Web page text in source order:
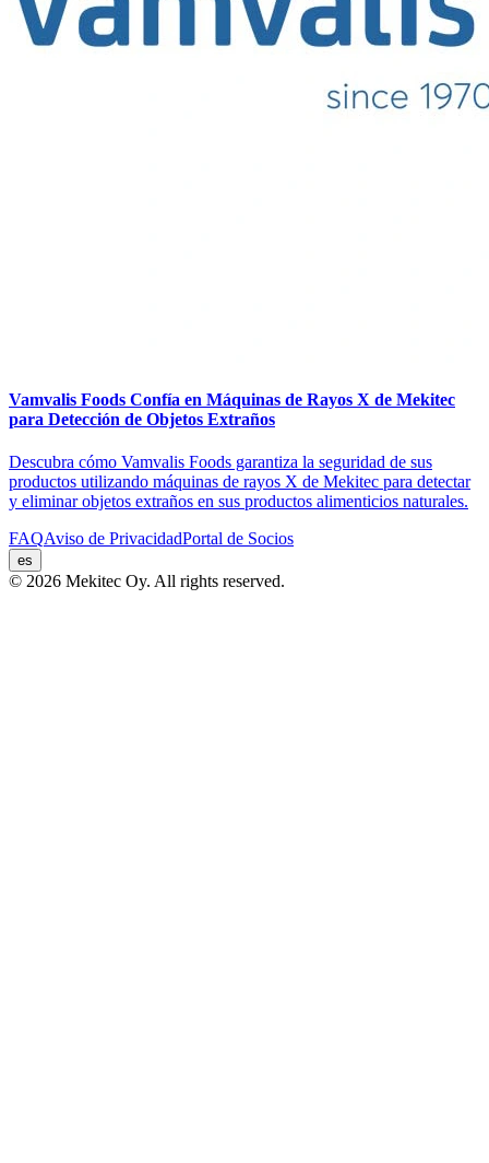
Vamvalis Foods Confía en Máquinas de Rayos X de Mekitec
para Detección de Objetos Extraños
Descubra cómo Vamvalis Foods garantiza la seguridad de sus
productos utilizando máquinas de rayos X de Mekitec para detectar
y eliminar objetos extraños en sus productos alimenticios naturales.
FAQAviso de PrivacidadPortal de Socios
es
© 2026 Mekitec Oy. All rights reserved.